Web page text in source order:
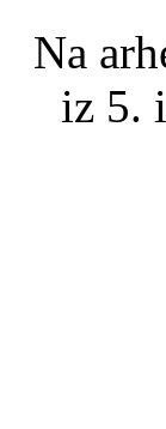
Na
iz 5.